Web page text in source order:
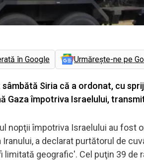
în Google Urmărește-ne pe
Siria că a ordonat, cu
Gaza împotriva Israelului,
nopţii împotriva Israelului au fost
Iranului, a declarat purtătorul de
limitată geografic'. Cel puţin 39